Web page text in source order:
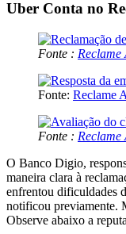
Uber Conta no
Fonte : Reclame
Fonte: Reclame
Fonte : Reclame
O Banco Digio,
maneira clara à
enfrentou dificuldades
notificou previamente.
Observe abaixo a